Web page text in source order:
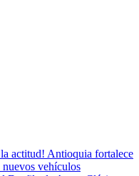
actitud! Antioquia fortalece
nuevos vehículos